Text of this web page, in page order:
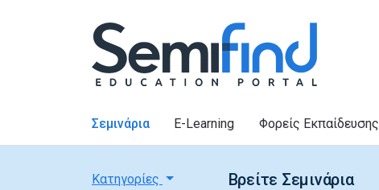
Σεμινάρια E-Learning Φορείς Εκπαίδευσης
Κατηγορίες Βρείτε Σεμινάρια